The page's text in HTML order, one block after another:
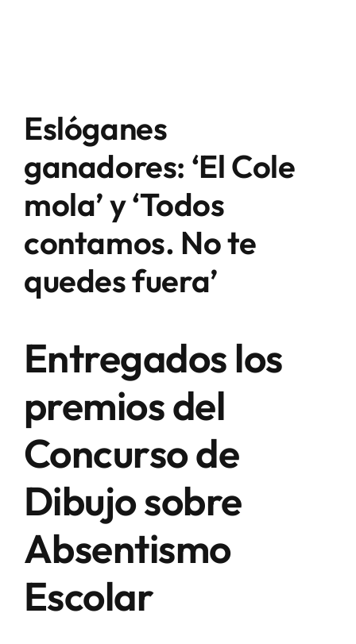
Eslóganes
ganadores: ‘El Cole
mola’ y ‘Todos
contamos. No te
quedes fuera’
Entregados los
premios del
Concurso de
Dibujo sobre
Absentismo
Escolar